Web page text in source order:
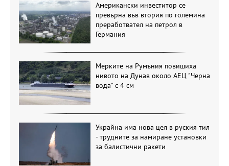
Американски инвеститор се
превърна във втория по големина
преработвател на петрол в
Германия
Мерките на Румъния повишиха
нивото на Дунав около АЕЦ "Черна
вода" с 4 см
Украйна има нова цел в руския тил
- трудните за намиране установки
за балистични ракети